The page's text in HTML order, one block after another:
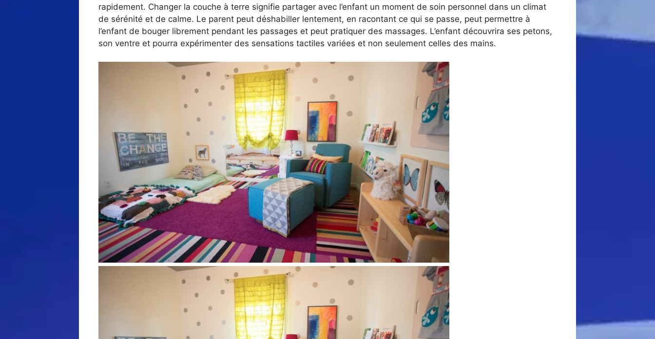
rapidement. Changer la couche à terre signifie partager avec l’enfant un moment de soin personnel dans un climat
de sérénité et de calme. Le parent peut déshabiller lentement, en racontant ce qui se passe, peut permettre à
l’enfant de bouger librement pendant les passages et peut pratiquer des massages. L’enfant découvrira ses petons,
son ventre et pourra expérimenter des sensations tactiles variées et non seulement celles des mains.